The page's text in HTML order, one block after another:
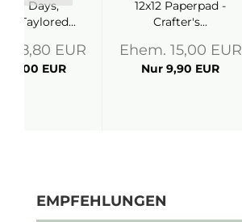
Days,
- Taylored...
28,80 EUR
14,00 EUR
12x12 Paperpad -
Crafter's...
Ehem. 15,00 EUR
Nur 9,90 EUR
EMPFEHLUNGEN